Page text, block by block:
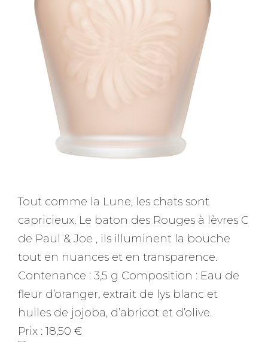
Tout comme la Lune, les chats sont
capricieux. Le baton des Rouges à lèvres C
de Paul & Joe , ils illuminent la bouche
tout en nuances et en transparence.
Contenance : 3,5 g Composition : Eau de
fleur d’oranger, extrait de lys blanc et
huiles de jojoba, d’abricot et d’olive.
Prix : 18,50 €